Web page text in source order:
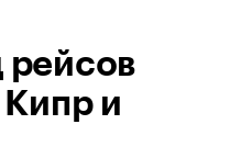
рейсов
и